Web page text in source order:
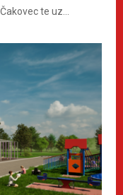
te uz...